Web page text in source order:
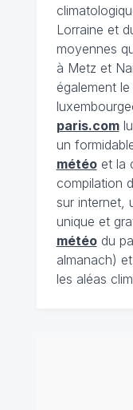
Lorraine et
moyennes
à Metz et
également
paris.com
un
météoet la
compilation
sur internet,
unique et
météodu
almanach)
les aléas